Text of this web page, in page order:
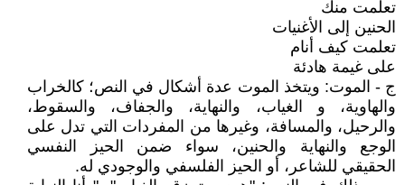
تعلمت منك
الحنين إلى الأغنيات
تعلمت كيف أنام
على غيمة هادئة
ج - الموت: ويتخذ الموت عدة أشكال في النص؛ كالخراب
والهاوية، و الغياب، والنهاية، والجفاف، والسقوط،
والرحيل، والمسافة، وغيرها من المفردات التي تدل على
الوجع والنهاية والحنين، سواء ضمن الحيز النفسي
الحقيقي للشاعر، أو الحيز الفلسفي والوجودي له.